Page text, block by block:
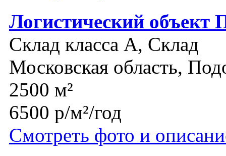
Логистический объект
Склад класса A, Склад
Московская область,
2500 м²
6500 р/м²/год
Смотреть фото и